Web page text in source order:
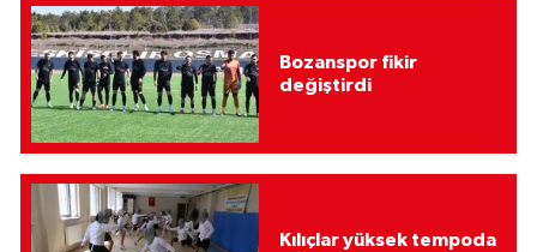
Bozanspor fikir
değiştirdi
Kılıçlar yüksek tempoda